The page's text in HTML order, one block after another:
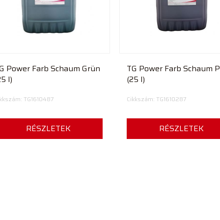
Power Farb Schaum Grün
l)
TG1610487
RÉSZLETEK
TG Power Farb Schaum
(25 l)
Cikkszám: TG1610287
RÉSZLETEK